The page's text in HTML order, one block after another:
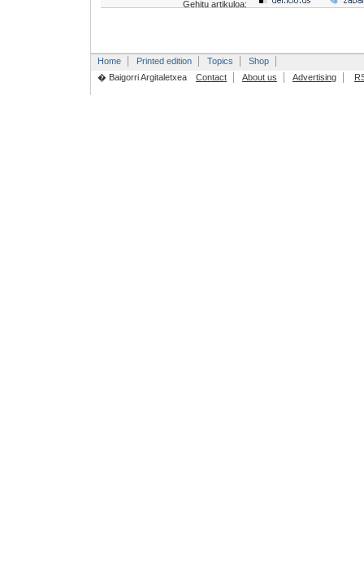
Gehitu artikuloa:
Home Printed edition Topics
Shop
� Baigorri Argitaletxea
Contact About us Advertising